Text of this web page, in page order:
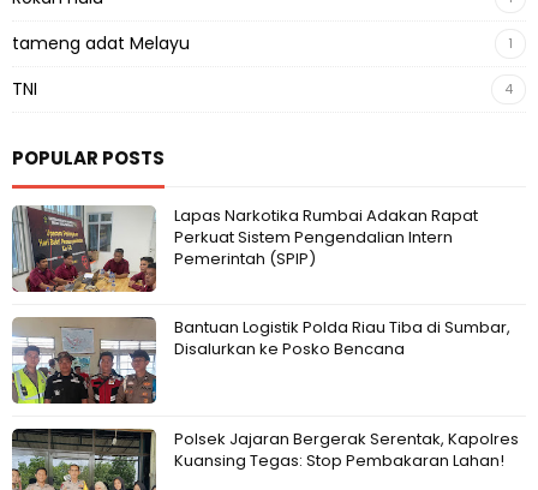
tameng adat Melayu 1
TNI 4
POPULAR POSTS
Lapas Narkotika Rumbai Adakan Rapat
Perkuat Sistem Pengendalian Intern
Pemerintah (SPIP)
Bantuan Logistik Polda Riau Tiba di Sumbar,
Disalurkan ke Posko Bencana
Polsek Jajaran Bergerak Serentak, Kapolres
Kuansing Tegas: Stop Pembakaran Lahan!